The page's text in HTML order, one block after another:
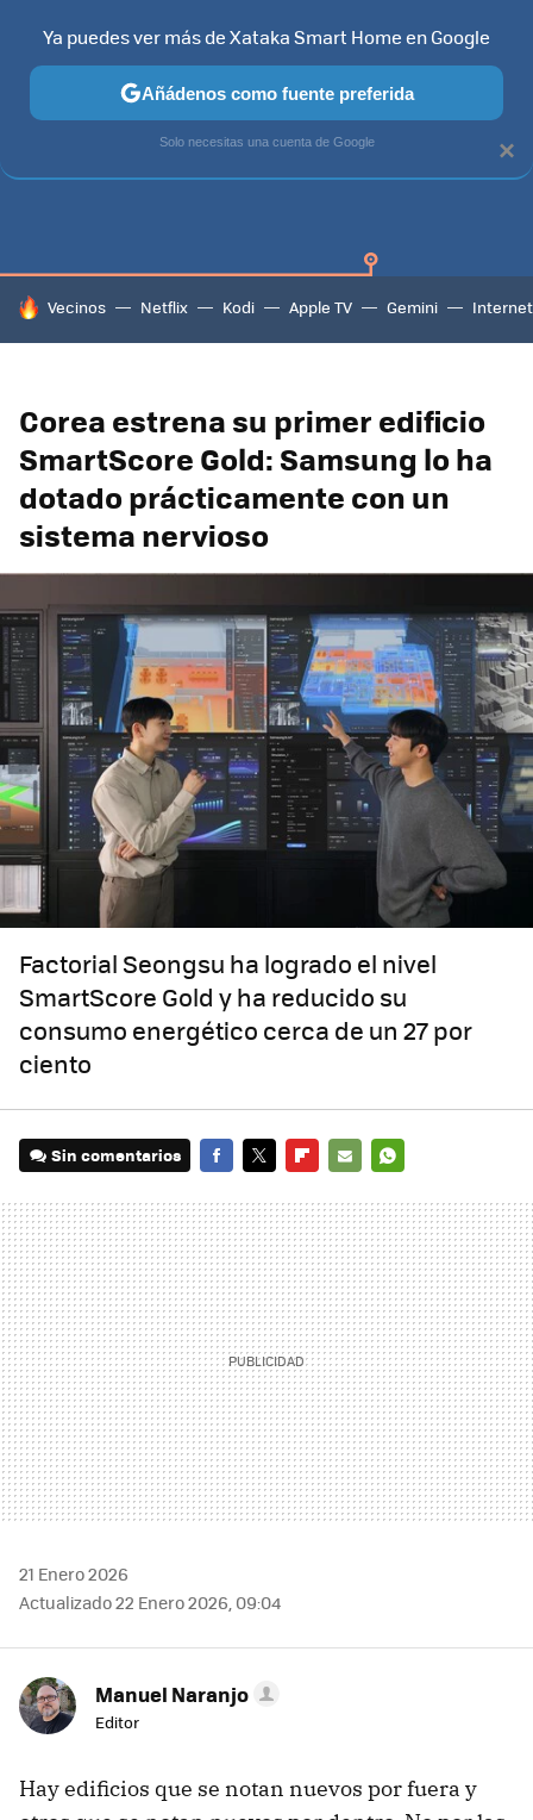
SAMSUNG SMART TV TIZEN SAMSUNG
HOY SE HABLA DE
Vecinos Netflix Kodi Apple TV Gemini Internet
Corea estrena su primer edificio
SmartScore Gold: Samsung lo ha
dotado prácticamente con un
sistema nervioso
Factorial Seongsu ha logrado el nivel
SmartScore Gold y ha reducido su
consumo energético cerca de un 27 por
ciento
Sin comentarios
MAIL
21 Enero 2026
Actualizado 22 Enero 2026, 09:04
Manuel Naranjo
Editor
Hay edificios que se notan nuevos por fuera y
×
Ya puedes ver más de Xataka Smart Home en Google
Añádenos como fuente preferida
Solo necesitas una cuenta de Google